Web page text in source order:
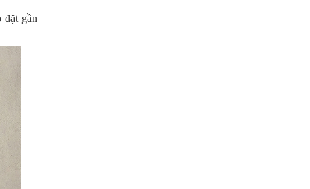
đặt gần